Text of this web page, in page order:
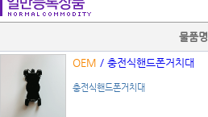
물품명
OEM / 충전식핸드폰거치대
충전식핸드폰거치대